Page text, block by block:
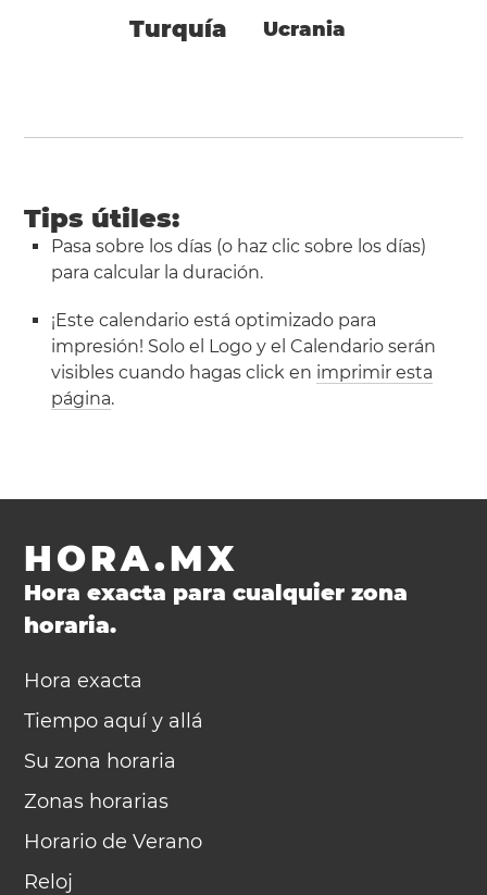
Turquía Ucrania
Tips útiles:
Pasa sobre los días (o haz clic sobre los días)
para calcular la duración.
¡Este calendario está optimizado para
impresión! Solo el Logo y el Calendario serán
visibles cuando hagas click en imprimir esta
página.
HORA.MX
Hora exacta para cualquier zona
horaria.
Hora exacta
Tiempo aquí y allá
Su zona horaria
Zonas horarias
Horario de Verano
Reloj